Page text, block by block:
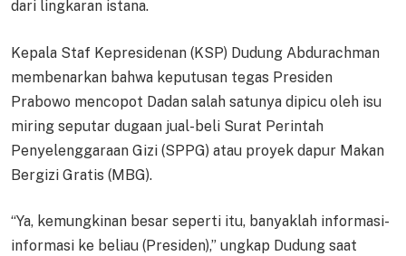
dari lingkaran istana.
Kepala Staf Kepresidenan (KSP) Dudung Abdurachman
membenarkan bahwa keputusan tegas Presiden
Prabowo mencopot Dadan salah satunya dipicu oleh isu
miring seputar dugaan jual-beli Surat Perintah
Penyelenggaraan Gizi (SPPG) atau proyek dapur Makan
Bergizi Gratis (MBG).
“Ya, kemungkinan besar seperti itu, banyaklah informasi-
informasi ke beliau (Presiden),” ungkap Dudung saat